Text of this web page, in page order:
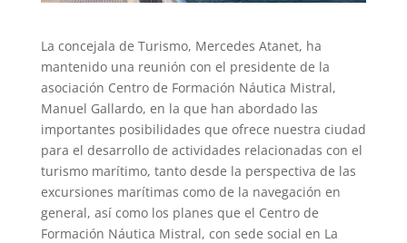
La concejala de Turismo, Mercedes Atanet, ha
mantenido una reunión con el presidente de la
asociación Centro de Formación Náutica Mistral,
Manuel Gallardo, en la que han abordado las
importantes posibilidades que ofrece nuestra ciudad
para el desarrollo de actividades relacionadas con el
turismo marítimo, tanto desde la perspectiva de las
excursiones marítimas como de la navegación en
general, así como los planes que el Centro de
Formación Náutica Mistral, con sede social en La